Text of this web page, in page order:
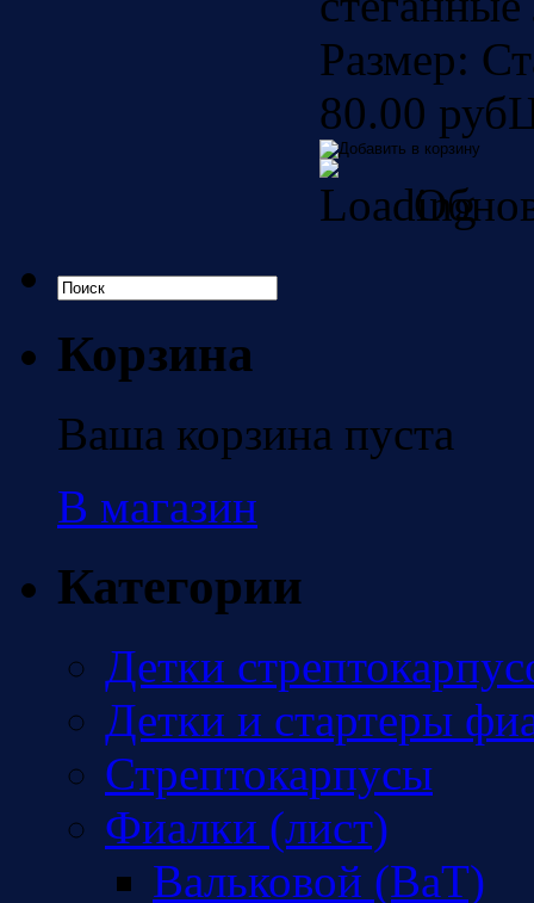
Размер:
80.00 руб
Корзина
Ваша корзина пуста
В магазин
Категории
Детки
Детки и стартеры
Стрептокарпусы
Фиалки (лист)
Вальковой (ВаТ)